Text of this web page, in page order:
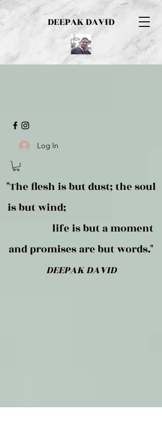
DEEPAK DAVID
Log In
"The flesh is but dust; the soul
is but wind;
life is but a moment
and promises are but words."
DEEPAK DAVID